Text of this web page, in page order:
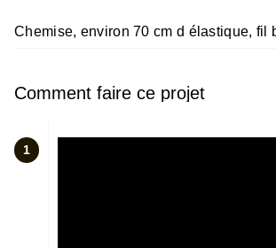
Chemise, environ 70 cm d élastique, fil
Comment faire ce projet
1